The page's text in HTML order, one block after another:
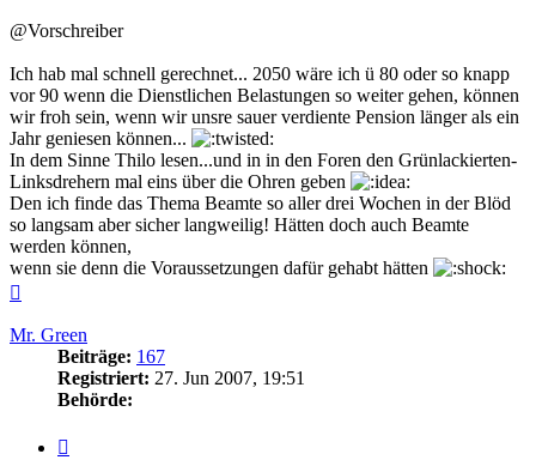
@Vorschreiber
Ich hab mal schnell gerechnet... 2050 wäre ich ü 80 oder so knapp
vor 90 wenn die Dienstlichen Belastungen so weiter gehen, können
wir froh sein, wenn wir unsre sauer verdiente Pension länger als ein
Jahr geniesen können...
In dem Sinne Thilo lesen...und in in den Foren den Grünlackierten-
Linksdrehern mal eins über die Ohren geben
Den ich finde das Thema Beamte so aller drei Wochen in der Blöd
so langsam aber sicher langweilig! Hätten doch auch Beamte
werden können,
wenn sie denn die Voraussetzungen dafür gehabt hätten
Mr. Green
Beiträge: 167
Registriert: 27. Jun 2007, 19:51
Behörde: